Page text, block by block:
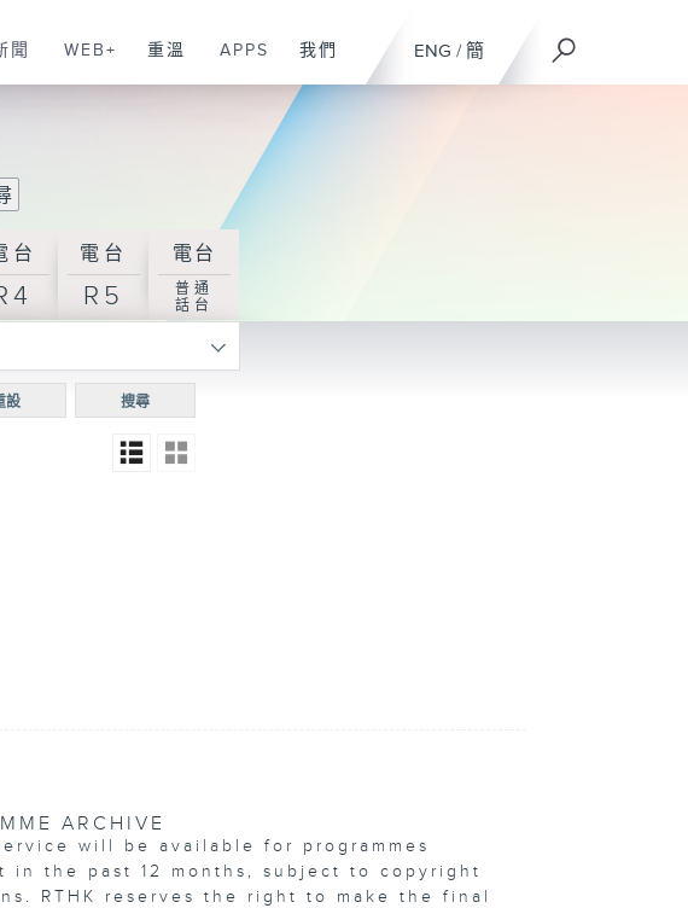
ENG / 簡
聞 WEB+ 重溫 APPS 我們
台 電台
R5
電台
普通
話台
搜尋
設
ARCHIVE
will be available for programmes
in the past 12 months, subject to copyright
RTHK reserves the right to make the final